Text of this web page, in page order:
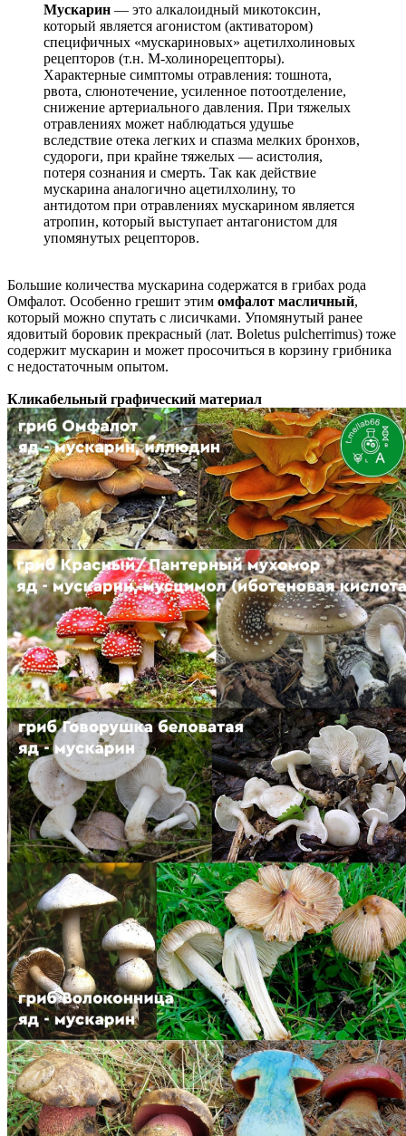
Мускарин — это алкалоидный микотоксин,
который является агонистом (активатором)
специфичных «мускариновых» ацетилхолиновых
рецепторов (т.н. М-холинорецепторы).
Характерные симптомы отравления: тошнота,
рвота, слюнотечение, усиленное потоотделение,
снижение артериального давления. При тяжелых
отравлениях может наблюдаться удушье
вследствие отека легких и спазма мелких бронхов,
судороги, при крайне тяжелых — асистолия,
потеря сознания и смерть. Так как действие
мускарина аналогично ацетилхолину, то
антидотом при отравлениях мускарином является
атропин, который выступает антагонистом для
упомянутых рецепторов.
Большие количества мускарина содержатся в грибах рода
Омфалот. Особенно грешит этим омфалот масличный,
который можно спутать с лисичками. Упомянутый ранее
ядовитый боровик прекрасный (лат. Boletus pulcherrimus) тоже
содержит мускарин и может просочиться в корзину грибника
с недостаточным опытом.
Кликабельный графический материал